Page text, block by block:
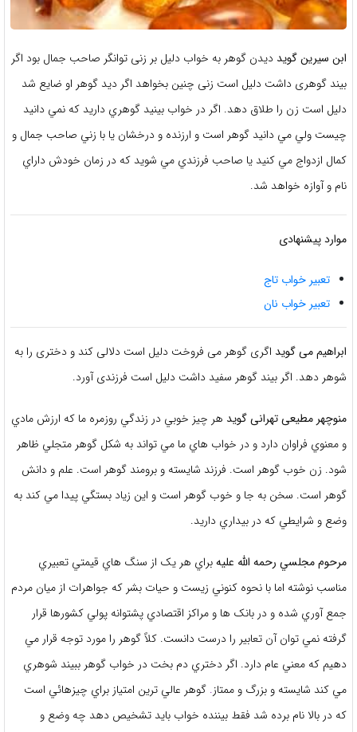
ابن سیرین گوید دیدن گوهر به خواب دلیل بر زنی توانگر صاحب جمال بود اگر
بیند گوهری داشت دلیل است زنی چنین بخواهد اگر دید گوهر او ضایع شد
دلیل است زن را طلاق دهد. اگر در خواب بينيد گوهري داريد که نمي دانيد
چيست ولي مي دانيد گوهر است و ارزنده و درخشان يا با زني صاحب جمال و
کمال ازدواج مي کنيد يا صاحب فرزندي مي شويد که در زمان خودش داراي
نام و آوازه خواهد شد.
موارد پیشنهادی
تعبیر خواب تاج
تعبیر خواب نان
ابراهیم می گوید اگری گوهر می فروخت دلیل است دلالی کند و دختری را به
شوهر دهد. اگر بیند گوهر سفید داشت دلیل است فرزندی آورد.
منوچهر مطیعی تهرانی گوید هر چيز خوبي در زندگي روزمره ما که ارزش مادي
و معنوي فراوان دارد و در خواب هاي ما مي تواند به شکل گوهر متجلي ظاهر
شود. زن خوب گوهر است. فرزند شايسته و برومند گوهر است. علم و دانش
گوهر است. سخن به جا و خوب گوهر است و اين زياد بستگي پيدا مي کند به
وضع و شرايطي که در بيداري داريد.
مرحوم مجلسي رحمه الله عليهبراي هر يک از سنگ هاي قيمتي تعبيري
مناسب نوشته اما با نحوه کنوني زيست و حيات بشر که جواهرات از ميان مردم
جمع آوري شده و در بانک ها و مراکز اقتصادي پشتوانه پولي کشورها قرار
گرفته نمي توان آن تعابير را درست دانست. کلاً گوهر را مورد توجه قرار مي
دهيم که معني عام دارد. اگر دختري دم بخت در خواب گوهر ببيند شوهري
مي کند شايسته و بزرگ و ممتاز. گوهر عالي ترين امتياز براي چيزهائي است
که در بالا نام برده شد فقط بيننده خواب بايد تشخيص دهد چه وضع و